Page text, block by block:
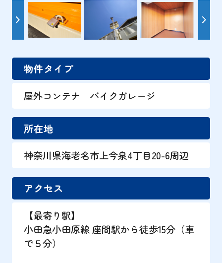
物件タイプ
屋外コンテナ バイクガレージ
所在地
神奈川県海老名市上今泉4丁目20-6周辺
アクセス
【最寄り駅】
小田急小田原線 座間駅から徒歩15分（車
で５分）